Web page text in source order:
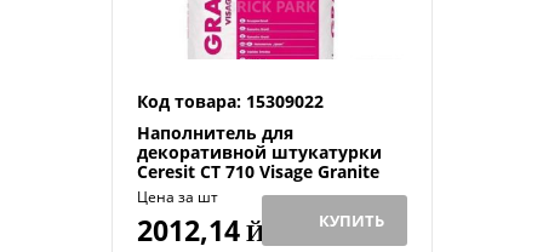
Код товара: 15309022
Наполнитель для
декоративной штукатурки
Ceresit CT 710 Visage Granite
Aggregate Panama Cream 13 кг
Цена за шт
2012,14Й КУПИТЬ